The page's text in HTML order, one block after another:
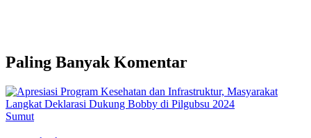
Paling Banyak Komentar
Sumut